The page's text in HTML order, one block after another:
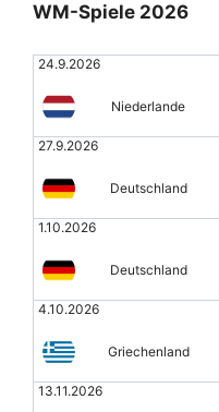
WM-Spiele 2026
24.9.2026
Niederlande
27.9.2026
Deutschland
1.10.2026
Deutschland
4.10.2026
Griechenland
13.11.2026